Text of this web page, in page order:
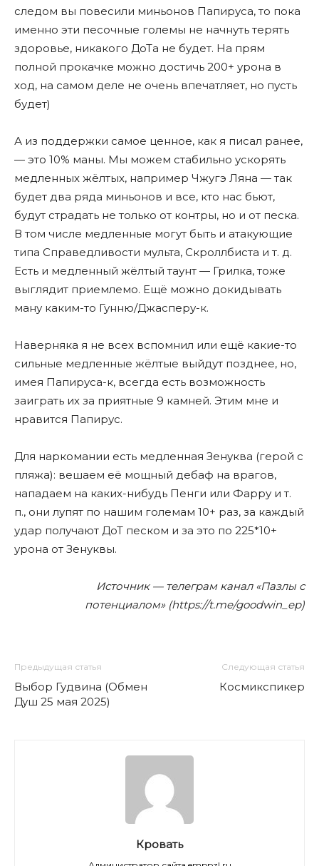
следом вы повесили миньонов Папируса, то пока
именно эти песочные големы не начнуть терять
здоровье, никакого ДоТа не будет. На прям
полной прокачке можно достичь 200+ урона в
ход, на самом деле не очень впечатляет, но пусть
будет)
А из поддержки самое ценное, как я писал ранее,
— это 10% маны. Мы можем стабильно ускорять
медленных жёлтых, например Чжугэ Ляна — так
будет два ряда миньонов и все, кто нас бьют,
будут страдать не только от контры, но и от песка.
В том числе медленные могут быть и атакующие
типа Справедливости мульта, Скроллбиста и т. д.
Есть и медленный жёлтый таунт — Грилка, тоже
выглядит приемлемо. Ещё можно докидывать
ману каким-то Гунню/Джасперу-к.
Наверняка я не всех вспомнил или ещё какие-то
сильные медленные жёлтые выйдут позднее, но,
имея Папируса-к, всегда есть возможность
заиграть их за приятные 9 камней. Этим мне и
нравится Папирус.
Для наркомании есть медленная Зенуква (герой с
пляжа): вешаем еë мощный дебаф на врагов,
нападаем на каких-нибудь Пенги или Фарру и т.
п., они лупят по нашим големам 10+ раз, за каждый
удар получают ДоТ песком и за это по 225*10+
урона от Зенуквы.
Источник — телеграм канал «Пазлы с
потенциалом» (https://t.me/goodwin_ep)
Предыдущая статья
Выбор Гудвина (Обмен
Душ 25 мая 2025)
Следующая статья
Космикспикер
Кровать